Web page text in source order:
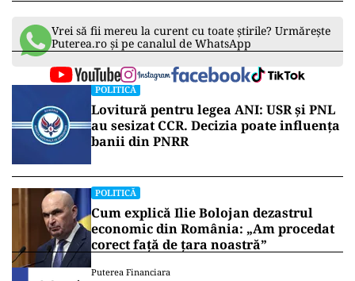
Vrei să fii mereu la curent cu toate știrile? Urmărește
Puterea.ro și pe canalul de WhatsApp
POLITICĂ
Lovitură pentru legea ANI: USR și PNL
au sesizat CCR. Decizia poate influența
banii din PNRR
POLITICĂ
Cum explică Ilie Bolojan dezastrul
economic din România: „Am procedat
corect față de țara noastră”
Puterea Financiara